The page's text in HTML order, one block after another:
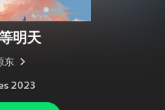
明天
东
2023